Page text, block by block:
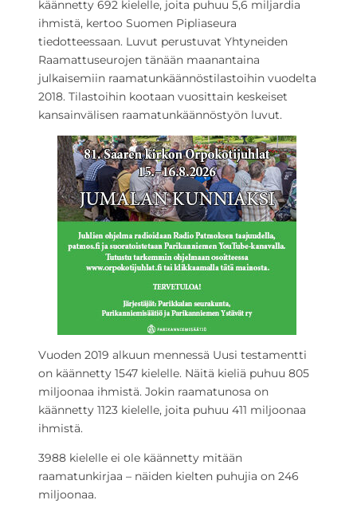
käännetty 692 kielelle, joita puhuu 5,6 miljardia
ihmistä, kertoo Suomen Pipliaseura
tiedotteessaan. Luvut perustuvat Yhtyneiden
Raamattuseurojen tänään maanantaina
julkaisemiin raamatunkäännöstilastoihin vuodelta
2018. Tilastoihin kootaan vuosittain keskeiset
kansainvälisen raamatunkäännöstyön luvut.
Vuoden 2019 alkuun mennessä Uusi testamentti
on käännetty 1547 kielelle. Näitä kieliä puhuu 805
miljoonaa ihmistä. Jokin raamatunosa on
käännetty 1123 kielelle, joita puhuu 411 miljoonaa
ihmistä.
3988 kielelle ei ole käännetty mitään
raamatunkirjaa – näiden kielten puhujia on 246
miljoonaa.